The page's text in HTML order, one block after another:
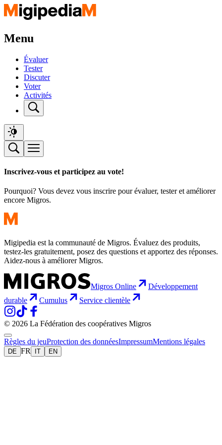
Menu
Évaluer
Tester
Discuter
Voter
Activités
Inscrivez-vous et participez au vote!
Pourquoi? Vous devez vous inscrire pour évaluer, tester et améliorer
encore Migros.
Migipedia est la communauté de Migros. Évaluez des produits,
testez-les gratuitement, posez des questions et apportez des réponses.
Aidez-nous à améliorer Migros.
Migros Online
Développement
durable
Cumulus Service clientèle
© 2026 La Fédération des coopératives Migros
Règles du jeuProtection des donnéesImpressumMentions légales
DE FR IT EN